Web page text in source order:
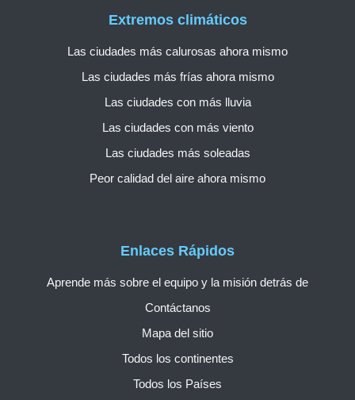
Enlaces Rápidos
Aprende más sobre el equipo y la misión detrás de
Contáctanos
Mapa del sitio
Todos los continentes
Todos los Países
Extremos climáticos
Las ciudades más calurosas ahora mismo
Las ciudades más frías ahora mismo
Las ciudades con más lluvia
Las ciudades con más viento
Las ciudades más soleadas
Peor calidad del aire ahora mismo